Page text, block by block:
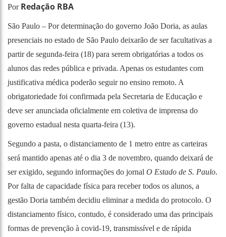
Por Redação RBA
São Paulo – Por determinação do governo João Doria, as aulas
presenciais no estado de São Paulo deixarão de ser facultativas a
partir de segunda-feira (18) para serem obrigatórias a todos os
alunos das redes pública e privada. Apenas os estudantes com
justificativa médica poderão seguir no ensino remoto. A
obrigatoriedade foi confirmada pela Secretaria de Educação e
deve ser anunciada oficialmente em coletiva de imprensa do
governo estadual nesta quarta-feira (13).
Segundo a pasta, o distanciamento de 1 metro entre as carteiras
será mantido apenas até o dia 3 de novembro, quando deixará de
ser exigido, segundo informações do jornal O Estado de S. Paulo.
Por falta de capacidade física para receber todos os alunos, a
gestão Doria também decidiu eliminar a medida do protocolo. O
distanciamento físico, contudo, é considerado uma das principais
formas de prevenção à covid-19, transmissível e de rápida